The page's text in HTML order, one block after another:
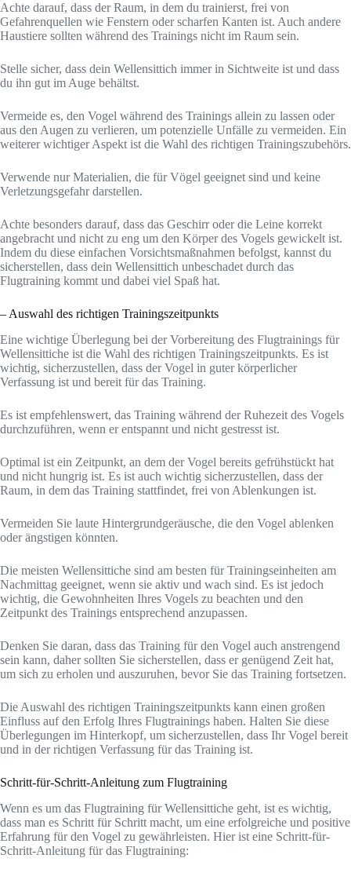
Achte darauf, dass der Raum, in dem du trainierst, frei von
Gefahrenquellen wie Fenstern oder scharfen Kanten ist. Auch andere
Haustiere sollten während des Trainings nicht im Raum sein.
Stelle sicher, dass dein Wellensittich immer in Sichtweite ist und dass
du ihn gut im Auge behältst.
Vermeide es, den Vogel während des Trainings allein zu lassen oder
aus den Augen zu verlieren, um potenzielle Unfälle zu vermeiden. Ein
weiterer wichtiger Aspekt ist die Wahl des richtigen Trainingszubehörs.
Verwende nur Materialien, die für Vögel geeignet sind und keine
Verletzungsgefahr darstellen.
Achte besonders darauf, dass das Geschirr oder die Leine korrekt
angebracht und nicht zu eng um den Körper des Vogels gewickelt ist.
Indem du diese einfachen Vorsichtsmaßnahmen befolgst, kannst du
sicherstellen, dass dein Wellensittich unbeschadet durch das
Flugtraining kommt und dabei viel Spaß hat.
– Auswahl des richtigen Trainingszeitpunkts
Eine wichtige Überlegung bei der Vorbereitung des Flugtrainings für
Wellensittiche ist die Wahl des richtigen Trainingszeitpunkts. Es ist
wichtig, sicherzustellen, dass der Vogel in guter körperlicher
Verfassung ist und bereit für das Training.
Es ist empfehlenswert, das Training während der Ruhezeit des Vogels
durchzuführen, wenn er entspannt und nicht gestresst ist.
Optimal ist ein Zeitpunkt, an dem der Vogel bereits gefrühstückt hat
und nicht hungrig ist. Es ist auch wichtig sicherzustellen, dass der
Raum, in dem das Training stattfindet, frei von Ablenkungen ist.
Vermeiden Sie laute Hintergrundgeräusche, die den Vogel ablenken
oder ängstigen könnten.
Die meisten Wellensittiche sind am besten für Trainingseinheiten am
Nachmittag geeignet, wenn sie aktiv und wach sind. Es ist jedoch
wichtig, die Gewohnheiten Ihres Vogels zu beachten und den
Zeitpunkt des Trainings entsprechend anzupassen.
Denken Sie daran, dass das Training für den Vogel auch anstrengend
sein kann, daher sollten Sie sicherstellen, dass er genügend Zeit hat,
um sich zu erholen und auszuruhen, bevor Sie das Training fortsetzen.
Die Auswahl des richtigen Trainingszeitpunkts kann einen großen
Einfluss auf den Erfolg Ihres Flugtrainings haben. Halten Sie diese
Überlegungen im Hinterkopf, um sicherzustellen, dass Ihr Vogel bereit
und in der richtigen Verfassung für das Training ist.
Schritt-für-Schritt-Anleitung zum Flugtraining
Wenn es um das Flugtraining für Wellensittiche geht, ist es wichtig,
dass man es Schritt für Schritt macht, um eine erfolgreiche und positive
Erfahrung für den Vogel zu gewährleisten. Hier ist eine Schritt-für-
Schritt-Anleitung für das Flugtraining: